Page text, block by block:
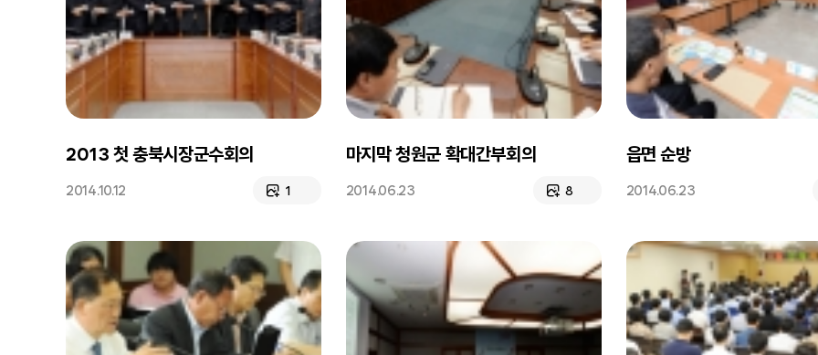
2013 첫 충북시장군수회의
2014.10.12 1
마지막 청원군 확대간부회의
2014.06.23 8
읍면 순방
2014.06.23